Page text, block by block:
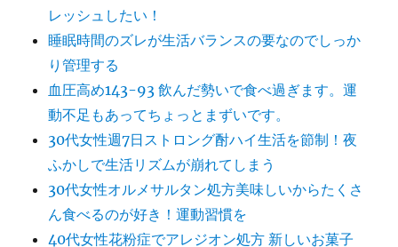
レッシュしたい！
睡眠時間のズレが生活バランスの要なのでしっか
り管理する
血圧高め143-93 飲んだ勢いで食べ過ぎます。運
動不足もあってちょっとまずいです。
30代女性週7日ストロング酎ハイ生活を節制！夜
ふかしで生活リズムが崩れてしまう
30代女性オルメサルタン処方美味しいからたくさ
ん食べるのが好き！運動習慣を
40代女性花粉症でアレジオン処方 新しいお菓子